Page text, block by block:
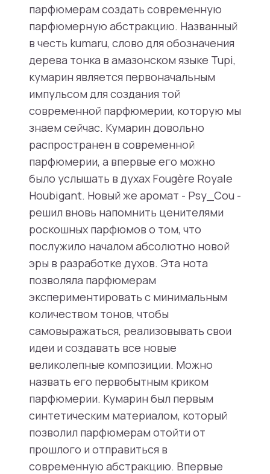
парфюмерам создать современную
парфюмерную абстракцию. Названный
в честь kumaru, слово для обозначения
дерева тонка в амазонском языке Tupi,
кумарин является первоначальным
импульсом для создания той
современной парфюмерии, которую мы
знаем сейчас. Кумарин довольно
распространен в современной
парфюмерии, а впервые его можно
было услышать в духах Fougère Royale
Houbigant. Новый же аромат - Psy_Cou -
решил вновь напомнить ценителями
роскошных парфюмов о том, что
послужило началом абсолютно новой
эры в разработке духов. Эта нота
позволяла парфюмерам
экспериментировать с минимальным
количеством тонов, чтобы
самовыражаться, реализовывать свои
идеи и создавать все новые
великолепные композиции. Можно
назвать его первобытным криком
парфюмерии. Кумарин был первым
синтетическим материалом, который
позволил парфюмерам отойти от
прошлого и отправиться в
современную абстракцию. Впервые